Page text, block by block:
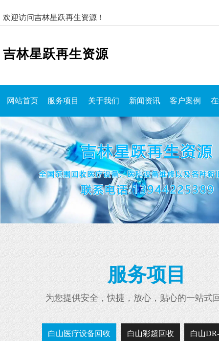
欢迎访问吉林星跃再生资源！
吉林星跃再生资源
网站首页 服务项目 关于我们 新闻资讯 客户案例
服务项目
为您提供安全，快捷，放心，贴心的一站式
白山医疗设备回收 白山彩超回收 白山